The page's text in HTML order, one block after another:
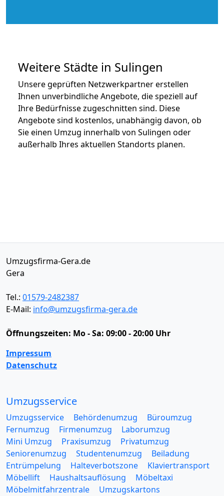
Weitere Städte in Sulingen
Unsere geprüften Netzwerkpartner erstellen
Ihnen unverbindliche Angebote, die speziell auf
Ihre Bedürfnisse zugeschnitten sind. Diese
Angebote sind kostenlos, unabhängig davon, ob
Sie einen Umzug innerhalb von Sulingen oder
außerhalb Ihres aktuellen Standorts planen.
Umzugsfirma-Gera.de
Gera
Tel.: 01579-2482387
E-Mail: info@umzugsfirma-gera.de
Öffnungszeiten: Mo - Sa: 09:00 - 20:00 Uhr
Impressum
Datenschutz
Umzugsservice
Umzugsservice Behördenumzug
Büroumzug
Fernumzug
Firmenumzug
Laborumzug
Mini Umzug
Praxisumzug
Privatumzug
Seniorenumzug
Studentenumzug
Beiladung
Entrümpelung
Halteverbotszone
Klaviertransport
Möbellift
Haushaltsauflösung
Möbeltaxi
Möbelmitfahrzentrale
Umzugskartons